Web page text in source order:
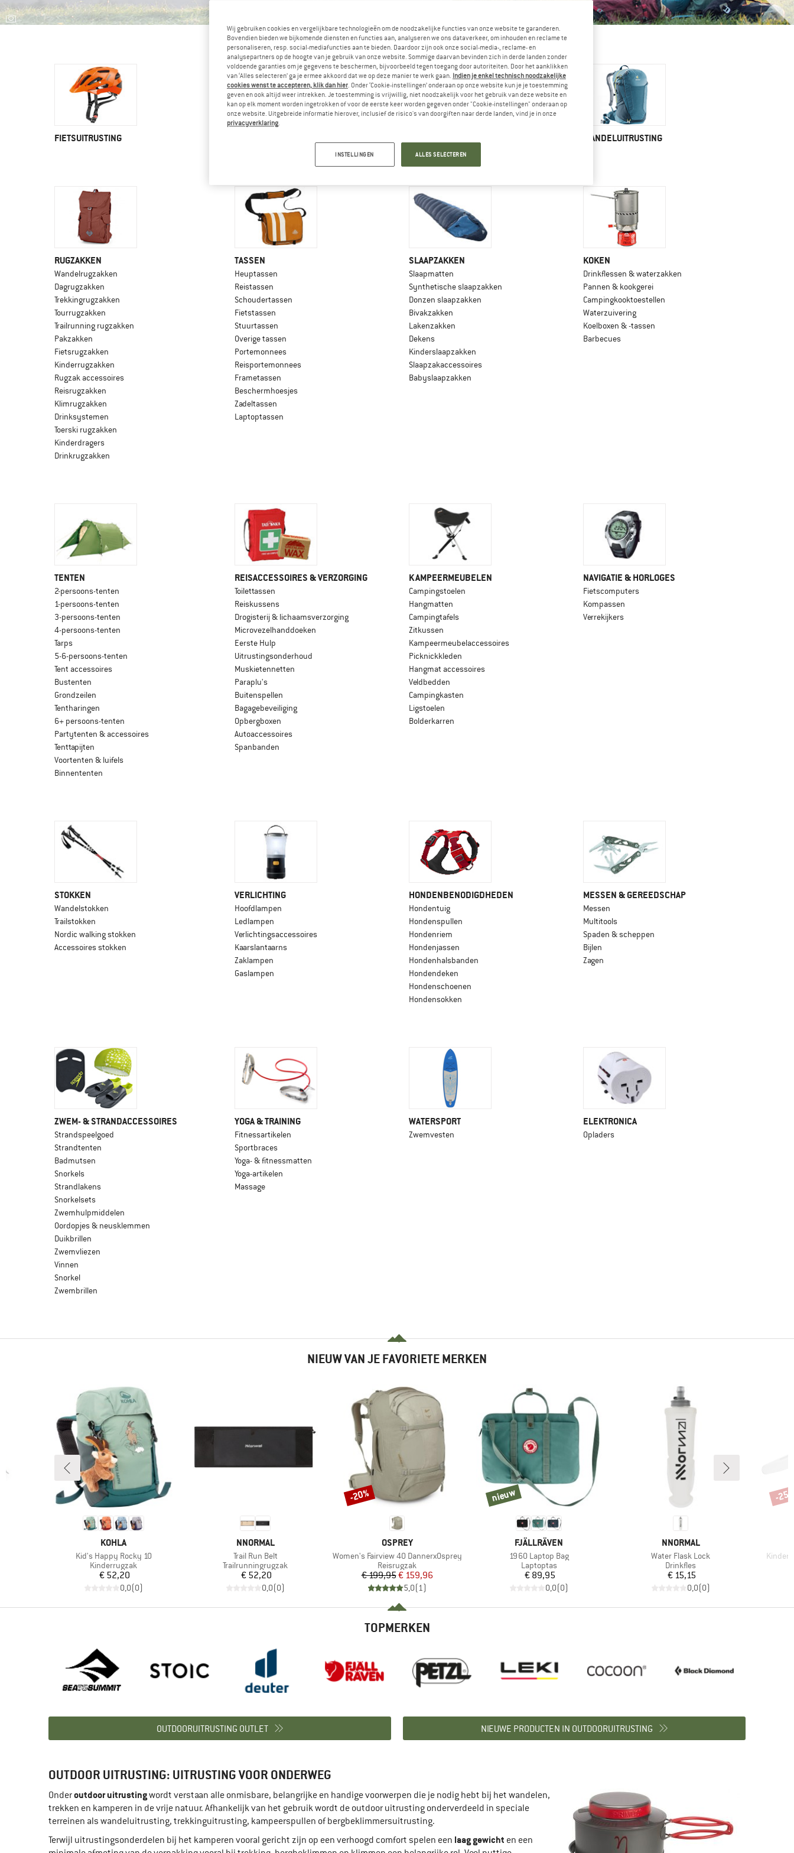
FIETSUITRUSTING WANDELUITRUSTING
RUGZAKKEN
Wandelrugzakken
Dagrugzakken
Trekkingrugzakken
Tourrugzakken
Trailrunning rugzakken
Pakzakken
Fietsrugzakken
Kinderrugzakken
Rugzak accessoires
Reisrugzakken
Klimrugzakken
Drinksystemen
Toerski rugzakken
Kinderdragers
Drinkrugzakken
TASSEN
Heuptassen
Reistassen
Schoudertassen
Fietstassen
Stuurtassen
Overige tassen
Portemonnees
Reisportemonnees
Frametassen
Beschermhoesjes
Zadeltassen
Laptoptassen
SLAAPZAKKEN
Slaapmatten
Synthetische slaapzakken
Donzen slaapzakken
Bivakzakken
Lakenzakken
Dekens
Kinderslaapzakken
Slaapzakaccessoires
Babyslaapzakken
KOKEN
Drinkflessen & waterzakken
Pannen & kookgerei
Campingkooktoestellen
Waterzuivering
Koelboxen & -tassen
Barbecues
TENTEN
2-persoons-tenten
1-persoons-tenten
3-persoons-tenten
4-persoons-tenten
Tarps
5-6-persoons-tenten
Tent accessoires
Bustenten
Grondzeilen
Tentharingen
6+ persoons-tenten
Partytenten & accessoires
Tenttapijten
Voortenten & luifels
Binnententen
REISACCESSOIRES & VERZORGING
Toilettassen
Reiskussens
Drogisterij & lichaamsverzorging
Microvezelhanddoeken
Eerste Hulp
Uitrustingsonderhoud
Muskietennetten
Paraplu's
Buitenspellen
Bagagebeveiliging
Opbergboxen
Autoaccessoires
Spanbanden
KAMPEERMEUBELEN
Campingstoelen
Hangmatten
Campingtafels
Zitkussen
Kampeermeubelaccessoires
Picknickkleden
Hangmat accessoires
Veldbedden
Campingkasten
Ligstoelen
Bolderkarren
NAVIGATIE & HORLOGES
Fietscomputers
Kompassen
Verrekijkers
STOKKEN
Wandelstokken
Trailstokken
Nordic walking stokken
Accessoires stokken
VERLICHTING
Hoofdlampen
Ledlampen
Verlichtingsaccessoires
Kaarslantaarns
Zaklampen
Gaslampen
HONDENBENODIGDHEDEN
Hondentuig
Hondenspullen
Hondenriem
Hondenjassen
Hondenhalsbanden
Hondendeken
Hondenschoenen
Hondensokken
MESSEN & GEREEDSCHAP
Messen
Multitools
Spaden & scheppen
Bijlen
Zagen
ZWEM- & STRANDACCESSOIRES
Strandspeelgoed
Strandtenten
Badmutsen
Snorkels
Strandlakens
Snorkelsets
Zwemhulpmiddelen
Oordopjes & neusklemmen
Duikbrillen
Zwemvliezen
Vinnen
Snorkel
Zwembrillen
YOGA & TRAINING
Fitnessartikelen
Sportbraces
Yoga- & fitnessmatten
Yoga-artikelen
Massage
WATERSPORT
Zwemvesten
ELEKTRONICA
Opladers
NIEUW VAN JE FAVORIETE MERKEN
MERK
KOHLA
Artikel
Kid's Happy Rocky 10
Productgroep
Kinderrugzak
Prijs
€ 52,20
0,0(0)
MERK
NNORMAL
Artikel
Trail Run Belt
Productgroep
Trailrunningrugzak
Prijs
€ 52,20
0,0(0)
MERK
OSPREY
Artikel
Women's Fairview 40 DannerxOsprey
Productgroep
Reisrugzak
Prijs
€ 199,95Verlaagde prijs
€ 159,96
5,0( 1)
Korting
-20%
MERK
FJÄLLRÄVEN
Artikel
1960 Laptop Bag
Productgroep
Laptoptas
Prijs
€ 89,95
0,0(0)
nieuw
nieuw
MERK
NNORMAL
Artikel
Water Flask Lock
Productgroep
Drinkfles
Prijs
€ 15,15
0,0(0)
Artikel
-
TOPMERKEN
OUTDOORUITRUSTING OUTLET NIEUWE PRODUCTEN IN OUTDOORUITRUSTING
OUTDOOR UITRUSTING: UITRUSTING VOOR ONDERWEG
Onderoutdoor uitrustingwordt verstaan alle onmisbare, belangrijke en handige voorwerpen die je nodig hebt bij het wandelen,
trekken en kamperen in de vrije natuur. Afhankelijk van het gebruik wordt de outdoor uitrusting onderverdeeld in speciale
terreinen als wandeluitrusting, trekkinguitrusting, kampeerspullen of bergbeklimmersuitrusting.
Terwijl uitrustingsonderdelen bij het kamperen vooral gericht zijn op een verhoogd comfort spelen een laag gewicht en een
Wij gebruiken cookies en vergelijkbare technologieën om de noodzakelijke functies van onze website te garanderen.
Bovendien bieden we bijkomende diensten en functies aan, analyseren we ons dataverkeer, om inhouden en reclame te
personaliseren, resp. social-mediafuncties aan te bieden. Daardoor zijn ook onze social-media-, reclame- en
analysepartners op de hoogte van je gebruik van onze website. Sommige daarvan bevinden zich in derde landen zonder
voldoende garanties om je gegevens te beschermen, bijvoorbeeld tegen toegang door autoriteiten. Door het aanklikken
van ‘Alles selecteren’ ga je ermee akkoord dat we op deze manier te werk gaan. Indien je enkel technisch noodzakelijke
cookies wenst te accepteren, klik dan hier. Onder ‘Cookie-instellingen’ onderaan op onze website kun je je toestemming
geven en ook altijd weer intrekken. Je toestemming is vrijwillig, niet noodzakelijk voor het gebruik van deze website en
kan op elk moment worden ingetrokken of voor de eerste keer worden gegeven onder "Cookie-instellingen" onderaan op
onze website. Uitgebreide informatie hierover, inclusief de risico's van doorgiften naar derde landen, vind je in onze
privacyverklaring.
INSTELLINGEN ALLES SELECTEREN